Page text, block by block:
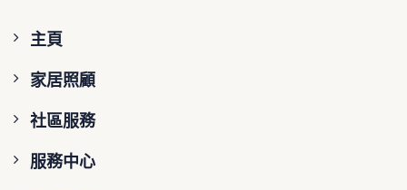
主頁
家居照顧
社區服務
服務中心